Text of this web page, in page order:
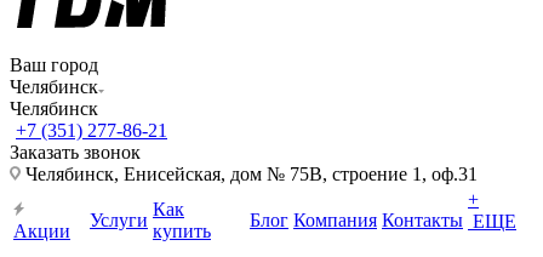
Ваш город
Челябинск
Челябинск
+7 (351) 277-86-21
Заказать звонок
Челябинск, Енисейская, дом № 75В, строение 1, оф.31
Акции
Услуги
Как
купить
Блог Компания Контакты
+
ЕЩЕ